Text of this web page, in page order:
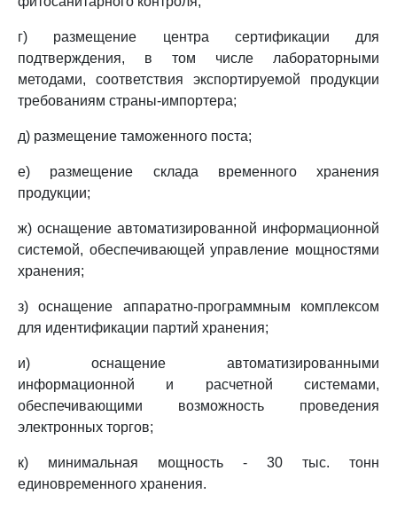
г) размещение центра сертификации для
подтверждения, в том числе лабораторными
методами, соответствия экспортируемой продукции
требованиям страны-импортера;
д) размещение таможенного поста;
е) размещение склада временного хранения
продукции;
ж) оснащение автоматизированной информационной
системой, обеспечивающей управление мощностями
хранения;
з) оснащение аппаратно-программным комплексом
для идентификации партий хранения;
и) оснащение автоматизированными
информационной и расчетной системами,
обеспечивающими возможность проведения
электронных торгов;
к) минимальная мощность - 30 тыс. тонн
единовременного хранения.